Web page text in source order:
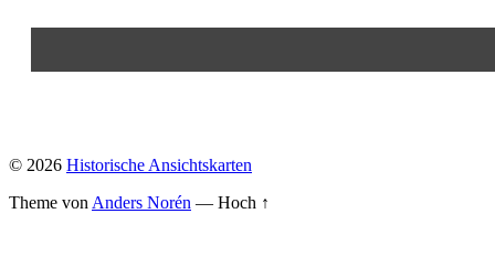
© 2026 Historische Ansichtskarten
Theme von Anders Norén — Hoch ↑